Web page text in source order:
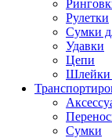
Рулетки
Сумки
Удавки
Цепи
Шлейки
Сумки